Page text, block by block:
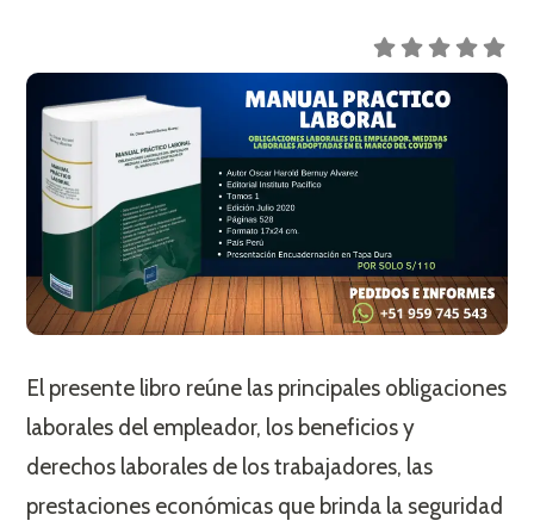
El presente libro reúne las principales obligaciones
laborales del empleador, los beneficios y
derechos laborales de los trabajadores, las
prestaciones económicas que brinda la seguridad